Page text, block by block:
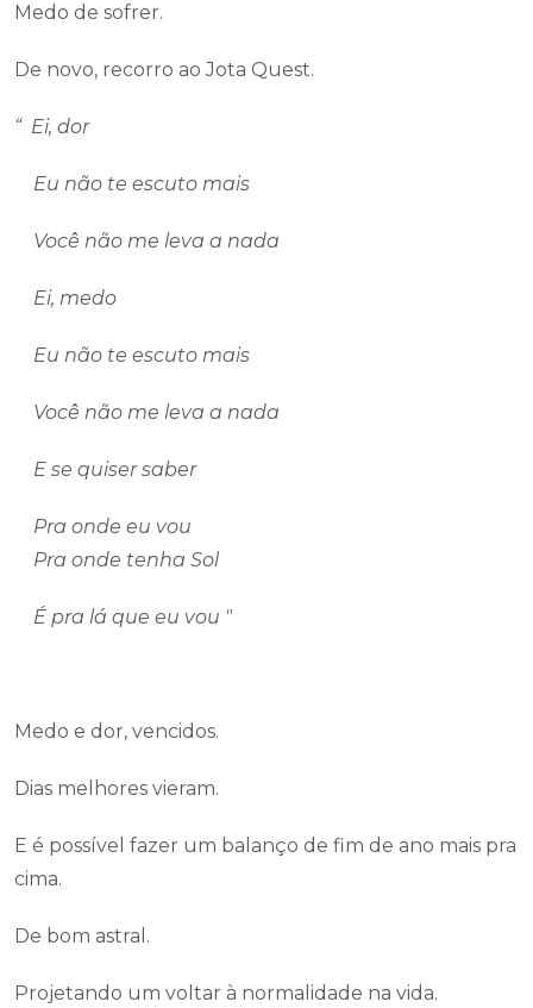
Medo de sofrer.
De novo, recorro ao Jota Quest.
“ Ei, dor
Eu não te escuto mais
Você não me leva a nada
Ei, medo
Eu não te escuto mais
Você não me leva a nada
E se quiser saber
Pra onde eu vou
Pra onde tenha Sol
É pra lá que eu vou "
Medo e dor, vencidos.
Dias melhores vieram.
E é possível fazer um balanço de fim de ano mais pra
cima.
De bom astral.
Projetando um voltar à normalidade na vida.